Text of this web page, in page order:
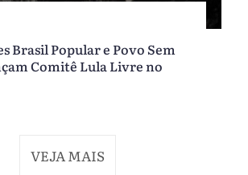
Brasil Popular e Povo Sem
Comitê Lula Livre no
VEJA MAIS